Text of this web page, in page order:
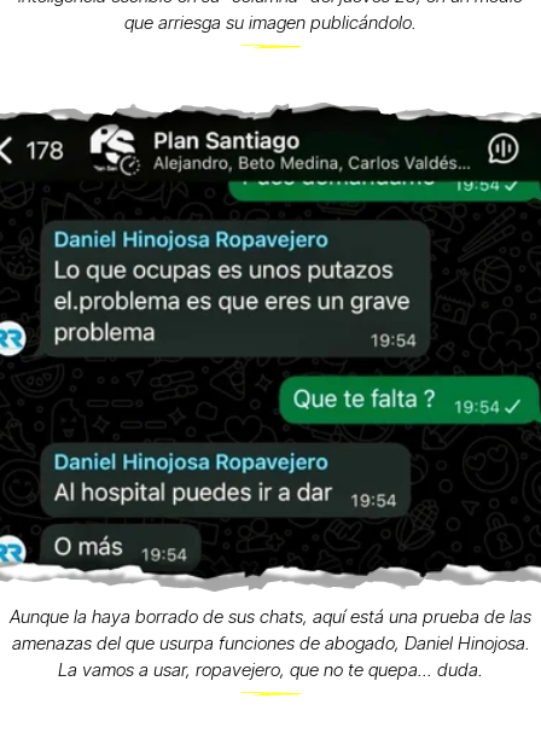
que arriesga su imagen publicándolo.
Aunque la haya borrado de sus chats, aquí está una prueba de las
amenazas del que usurpa funciones de abogado, Daniel Hinojosa.
La vamos a usar, ropavejero, que no te quepa... duda.